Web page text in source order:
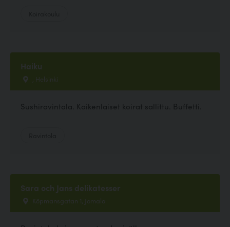
Haiku
, Helsinki
Sushiravintola. Kaikenlaiset koirat sallittu. Buffetti.
Sara och Jans delikatesser
Köpmansgatan 1, Jomala